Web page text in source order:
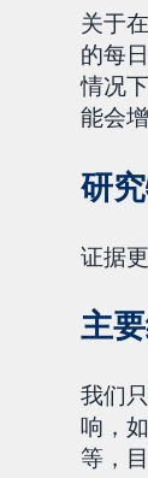
关于
的每
情况
能会
研
证据
主
我们
响，
等，